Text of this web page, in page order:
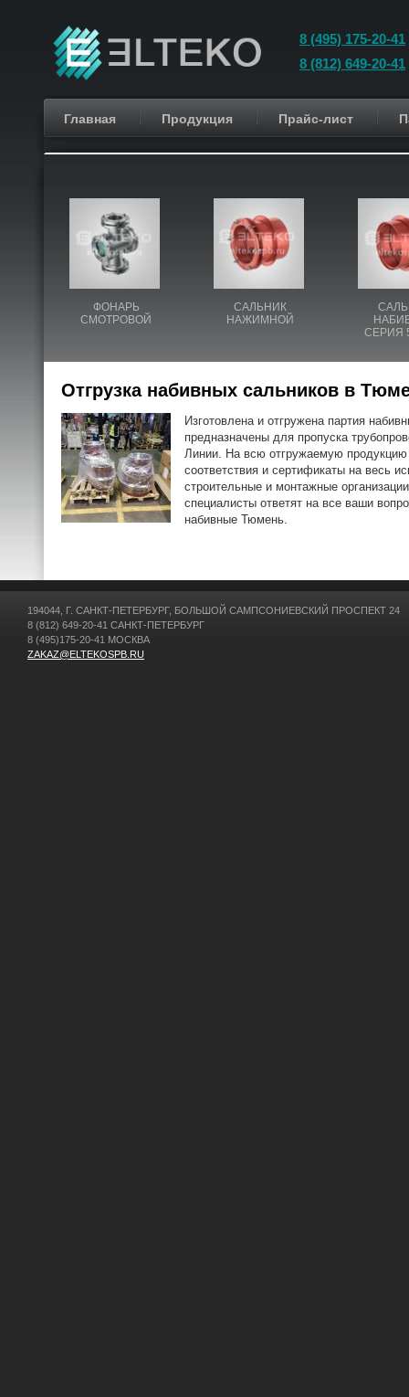
8 (495) 175-20-41
8 (812) 649-20-41
Главная Продукция Прайс-лист
ФОНАРЬ
СМОТРОВОЙ
САЛЬНИК
НАЖИМНОЙ
СЕРИЯ
Отгрузка набивных сальников в
Изготовлена и отгружена партия
предназначены для пропуска
Линии. На всю отгружаемую продукцию
соответствия и сертификаты на весь
строительные и монтажные
специалисты ответят на все ваши
набивные Тюмень.
194044, Г. САНКТ-ПЕТЕРБУРГ, БОЛЬШОЙ САМПСОНИЕВСКИЙ ПРОСПЕКТ 24
8 (812) 649-20-41 САНКТ-ПЕТЕРБУРГ
8 (495)175-20-41 МОСКВА
ZAKAZ@ELTEKOSPB.RU